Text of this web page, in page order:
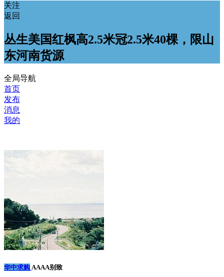
关注
返回
丛生美国红枫高2.5米冠2.5米40棵，限山
东河南货源
全局导航
首页
发布
消息
我的
华中求购 AAAA别致